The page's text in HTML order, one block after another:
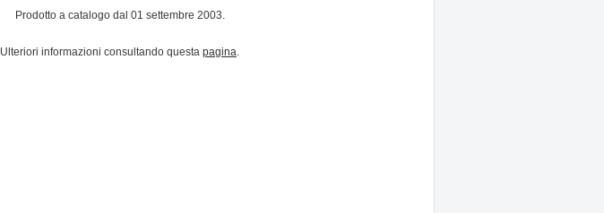
Prodotto a catalogo dal 01 settembre 2003.
Ulteriori informazioni consultando questa pagina.